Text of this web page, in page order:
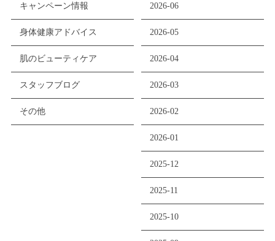
キャンペーン情報
身体健康アドバイス
肌のビューティケア
スタッフブログ
その他
2026-06
2026-05
2026-04
2026-03
2026-02
2026-01
2025-12
2025-11
2025-10